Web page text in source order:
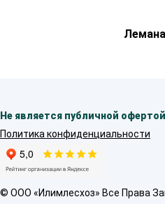
Не является публичной офертой
Политика конфиденциальности
© OOO «Илимлесхоз» Все Права